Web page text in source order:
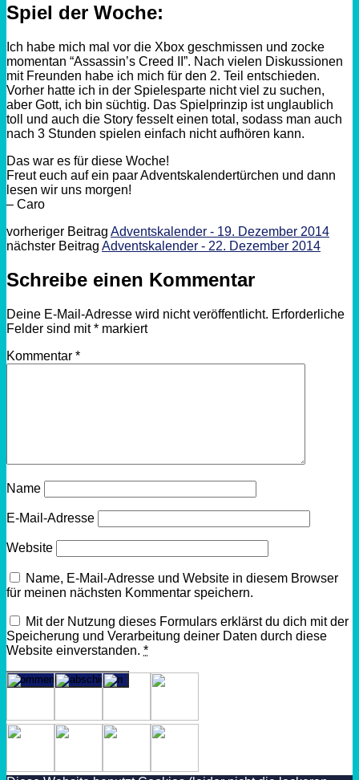
Spiel der Woche:
Ich habe mich mal vor die Xbox geschmissen und zocke
momentan “Assassin’s Creed II”. Nach vielen Diskussionen
mit Freunden habe ich mich für den 2. Teil entschieden.
Vorher hatte ich in der Spielesparte nicht viel zu suchen,
aber Gott, ich bin süchtig. Das Spielprinzip ist unglaublich
toll und auch die Story fesselt einen total, sodass man auch
nach 3 Stunden spielen einfach nicht aufhören kann.
Das war es für diese Woche!
Freut euch auf ein paar Adventskalendertürchen und dann
lesen wir uns morgen!
– Caro
vorheriger Beitrag Adventskalender - 19. Dezember 2014
nächster Beitrag Adventskalender - 22. Dezember 2014
Schreibe einen Kommentar
Deine E-Mail-Adresse wird nicht veröffentlicht. Erforderliche
Felder sind mit* markiert
Kommentar *
Name
E-Mail-Adresse
Website
Name, E-Mail-Adresse und Website in diesem Browser
für meinen nächsten Kommentar speichern.
Mit der Nutzung dieses Formulars erklärst du dich mit der
Speicherung und Verarbeitung deiner Daten durch diese
Website einverstanden. *